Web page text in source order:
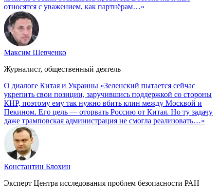
относятся с уважением, как партнёрам…»
Максим Шевченко
Журналист, общественный деятель
О диалоге Китая и Украины «Зеленский пытается сейчас
укрепить свои позиции, заручившись поддержкой со стороны
КНР, поэтому ему так нужно вбить клин между Москвой и
Пекином. Его цель — оторвать Россию от Китая. Но ту задачу
даже трамповская администрация не смогла реализовать…»
Константин Блохин
Эксперт Центра исследования проблем безопасности РАН